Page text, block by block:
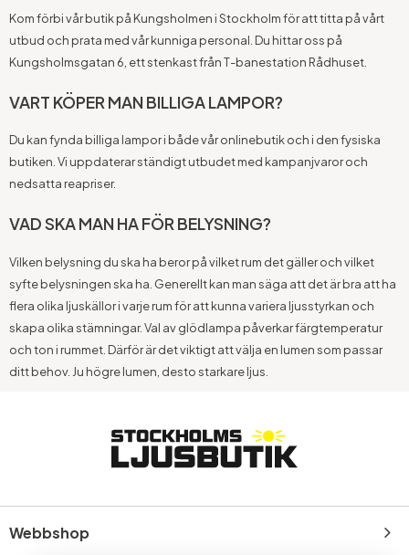
Kom förbi vår butik på Kungsholmen i Stockholm för att titta på vårt
utbud och prata med vår kunniga personal. Du hittar oss på
Kungsholmsgatan 6, ett stenkast från T-banestation Rådhuset.
VART KÖPER MAN BILLIGA LAMPOR?
Du kan fynda billiga lampor i både vår onlinebutik och i den fysiska
butiken. Vi uppdaterar ständigt utbudet med kampanjvaror och
nedsatta reapriser.
VAD SKA MAN HA FÖR BELYSNING?
Vilken belysning du ska ha beror på vilket rum det gäller och vilket
syfte belysningen ska ha. Generellt kan man säga att det är bra att ha
flera olika ljuskällor i varje rum för att kunna variera ljusstyrkan och
skapa olika stämningar. Val av glödlampa påverkar färgtemperatur
och ton i rummet. Därför är det viktigt att välja en lumen som passar
ditt behov. Ju högre lumen, desto starkare ljus.
Webbshop